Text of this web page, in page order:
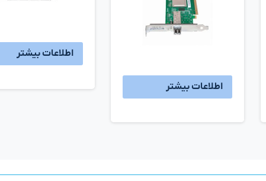
اطلاعات بیشتر
اطلاعات بیشتر